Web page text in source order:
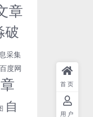
章
破
采集
百度网
自
首页
用户